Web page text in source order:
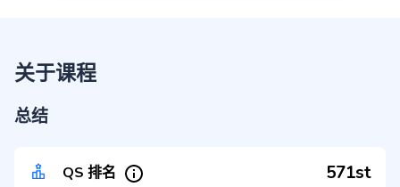
关于课程
总结
QS 排名 571st